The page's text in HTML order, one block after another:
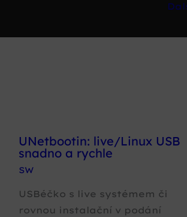
UNetbootin: live/Linux USB
snadno a rychle
SW
USBéčko s live systémem či
rovnou instalační v podání